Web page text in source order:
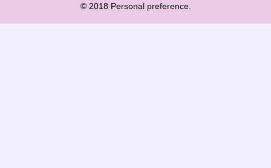
© 2018 Personal preference.